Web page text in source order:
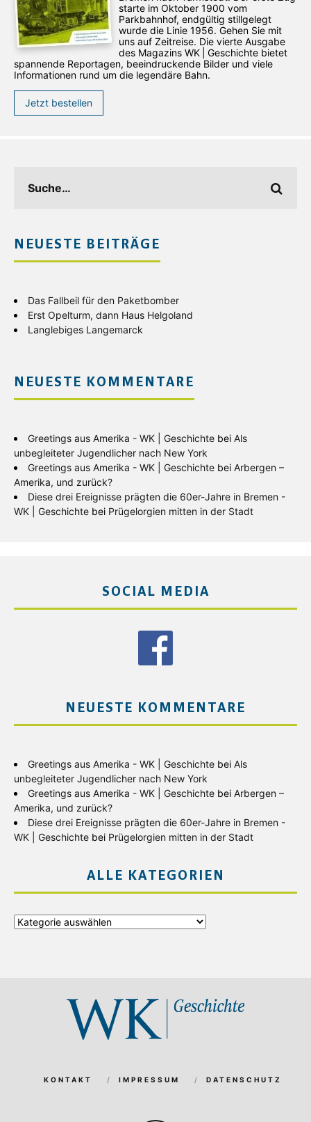
starte im Oktober 1900 vom
Parkbahnhof, endgültig stillgelegt
wurde die Linie 1956. Gehen Sie mit
uns auf Zeitreise. Die vierte Ausgabe
des ­Magazins WK | Geschichte bietet
spannende Reportagen, beeindruckende Bilder und viele
Informationen rund um die legendäre Bahn.
Jetzt bestellen
NEUESTE BEITRÄGE
Das Fallbeil für den Paketbomber
Erst Opelturm, dann Haus Helgoland
Langlebiges Langemarck
NEUESTE KOMMENTARE
Greetings aus Amerika - WK | Geschichte bei Als
unbegleiteter Jugendlicher nach New York
Greetings aus Amerika - WK | Geschichte bei Arbergen –
Amerika, und zurück?
Diese drei Ereignisse prägten die 60er-Jahre in Bremen -
WK | Geschichte bei Prügelorgien mitten in der Stadt
SOCIAL MEDIA
NEUESTE KOMMENTARE
Greetings aus Amerika - WK | Geschichte bei Als
unbegleiteter Jugendlicher nach New York
Greetings aus Amerika - WK | Geschichte bei Arbergen –
Amerika, und zurück?
Diese drei Ereignisse prägten die 60er-Jahre in Bremen -
WK | Geschichte bei Prügelorgien mitten in der Stadt
ALLE KATEGORIEN
Alle
KONTAKT IMPRESSUM DATENSCHUTZ